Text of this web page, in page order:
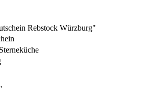
Rebstock Würzburg"